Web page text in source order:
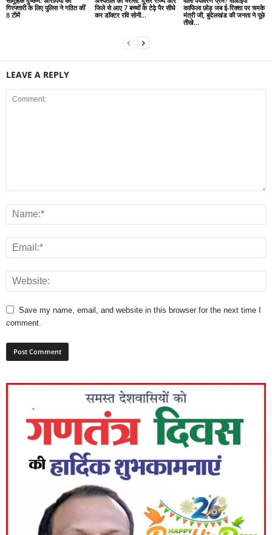
गिरफ्तारी के लिए पुलिस ने गठित कीं
8 टीमें
जिले से आए 7 बच्चों के टेढ़े पैर सीधे
कर डॉक्टर रवि सोनी...
काफिला छोड़ जब ई-रिक्शा पर चमके
मंत्री जी, बुंदेलखंड की जनता ने पूछे
तीखे...
LEAVE A REPLY
Save my name, email, and website in this browser for the next time I
comment.